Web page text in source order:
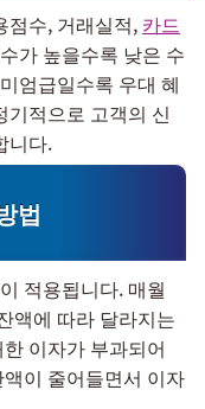
점수, 거래실적, 카드
가 높을수록 낮은 수
엄급일수록 우대 혜
기적으로 고객의 신
니다.
법
적용됩니다. 매월
액에 따라 달라지는
이자가 부과되어
이 줄어들면서 이자